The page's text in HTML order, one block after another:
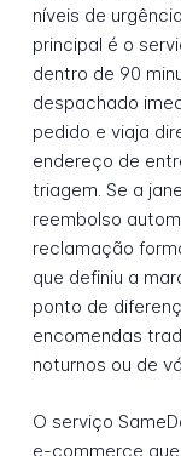
níveis de
principal é o
dentro de 90
despachado
pedido e viaja
endereço de
triagem. Se a
reembolso
reclamação
que definiu a
ponto de
encomendas
noturnos ou de
O serviço
e-commerce